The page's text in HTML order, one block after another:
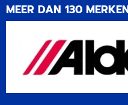
MEER DAN 130